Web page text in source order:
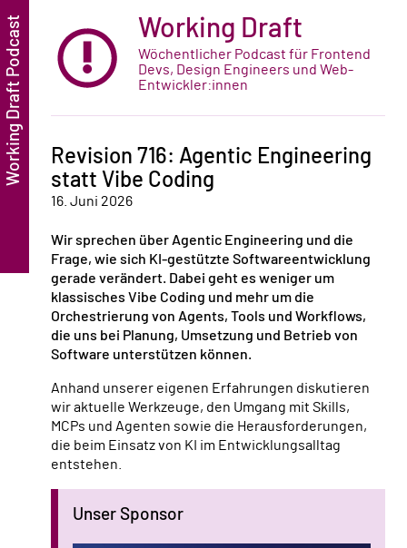
Working Draft
Wöchentlicher Podcast für Frontend
Devs, Design Engineers und Web-
Entwickler:innen
Revision 716: Agentic Engineering
statt Vibe Coding
16. Juni 2026
Wir sprechen über Agentic Engineering und die
Frage, wie sich KI-gestützte Softwareentwicklung
gerade verändert. Dabei geht es weniger um
klassisches Vibe Coding und mehr um die
Orchestrierung von Agents, Tools und Workflows,
die uns bei Planung, Umsetzung und Betrieb von
Software unterstützen können.
Anhand unserer eigenen Erfahrungen diskutieren
wir aktuelle Werkzeuge, den Umgang mit Skills,
MCPs und Agenten sowie die Herausforderungen,
die beim Einsatz von KI im Entwicklungsalltag
entstehen.
Unser Sponsor